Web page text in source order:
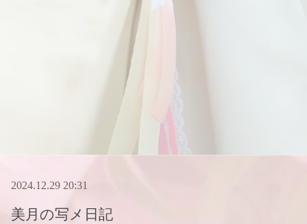
2024.12.29 20:31
美月の写メ日記